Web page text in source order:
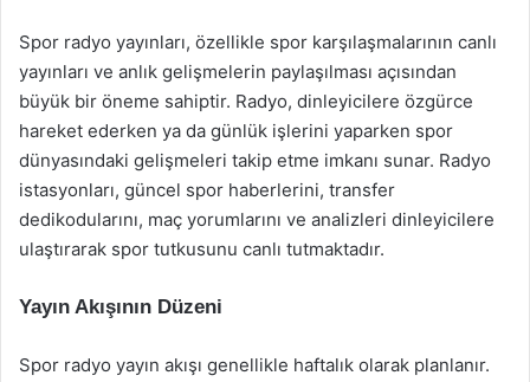
Spor radyo yayınları, özellikle spor karşılaşmalarının canlı
yayınları ve anlık gelişmelerin paylaşılması açısından
büyük bir öneme sahiptir. Radyo, dinleyicilere özgürce
hareket ederken ya da günlük işlerini yaparken spor
dünyasındaki gelişmeleri takip etme imkanı sunar. Radyo
istasyonları, güncel spor haberlerini, transfer
dedikodularını, maç yorumlarını ve analizleri dinleyicilere
ulaştırarak spor tutkusunu canlı tutmaktadır.
Yayın Akışının Düzeni
Spor radyo yayın akışı genellikle haftalık olarak planlanır.